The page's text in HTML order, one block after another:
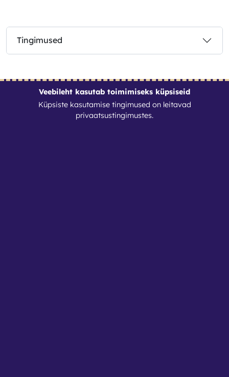
Tingimused
Kontaktid
Veebileht kasutab toimimiseks küpsiseid
Küpsiste kasutamise tingimused on leitavad
privaatsustingimustes.